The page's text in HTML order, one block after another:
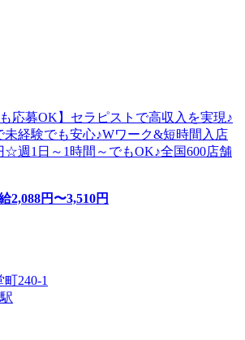
応募OK】セラピストで高収入を実現♪
未経験でも安心♪Wワーク&短時間入店
☆週1日～1時間～でもOK♪全国600店舗
2,088円〜3,510円
240-1